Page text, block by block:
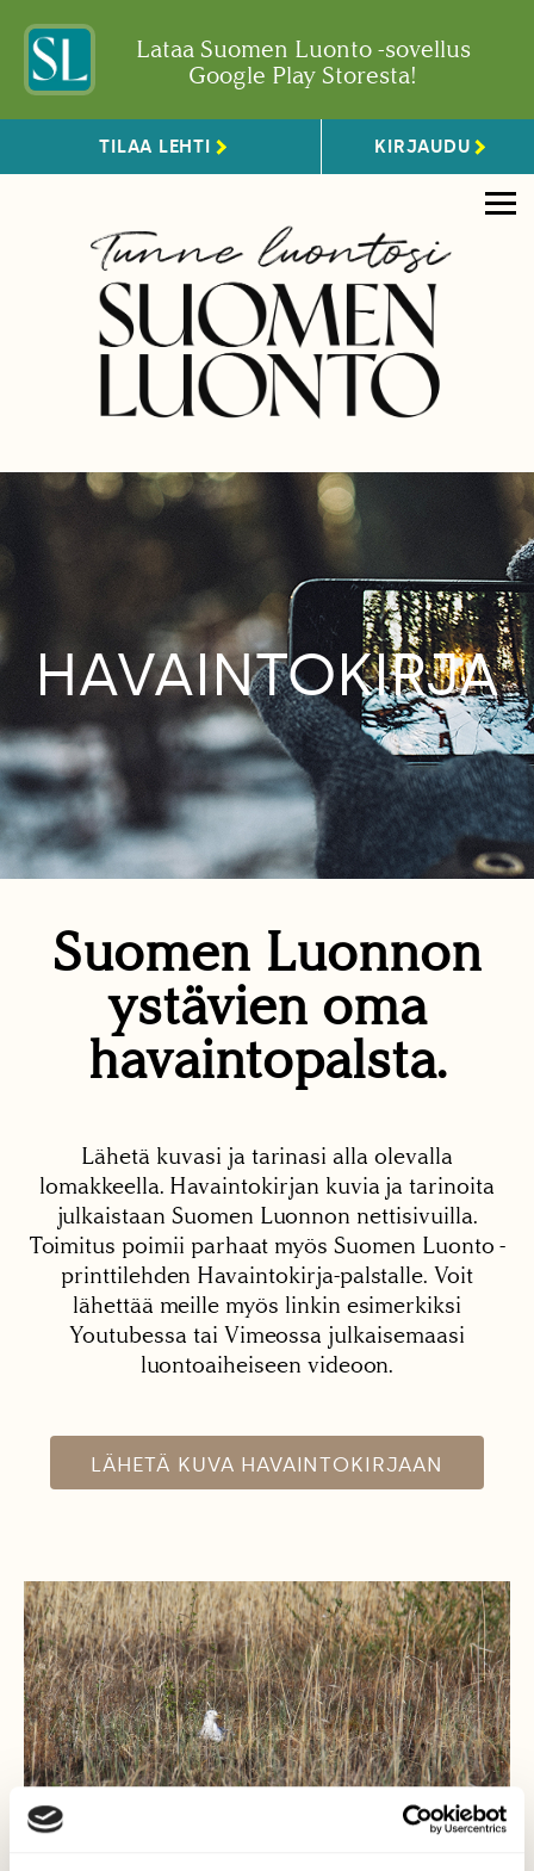
Lataa Suomen Luonto -sovellus
Google Play Storesta!
TILAA LEHTI KIRJAUDU
HAVAINTOKIRJA
Suomen Luonnon
ystävien oma
havaintopalsta.
Lähetä kuvasi ja tarinasi alla olevalla
lomakkeella. Havaintokirjan kuvia ja tarinoita
julkaistaan Suomen Luonnon nettisivuilla.
Toimitus poimii parhaat myös Suomen Luonto -
printtilehden Havaintokirja-palstalle. Voit
lähettää meille myös linkin esimerkiksi
Youtubessa tai Vimeossa julkaisemaasi
luontoaiheiseen videoon.
LÄHETÄ KUVA HAVAINTOKIRJAAN